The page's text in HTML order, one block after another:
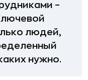
–
людей,
нужно.